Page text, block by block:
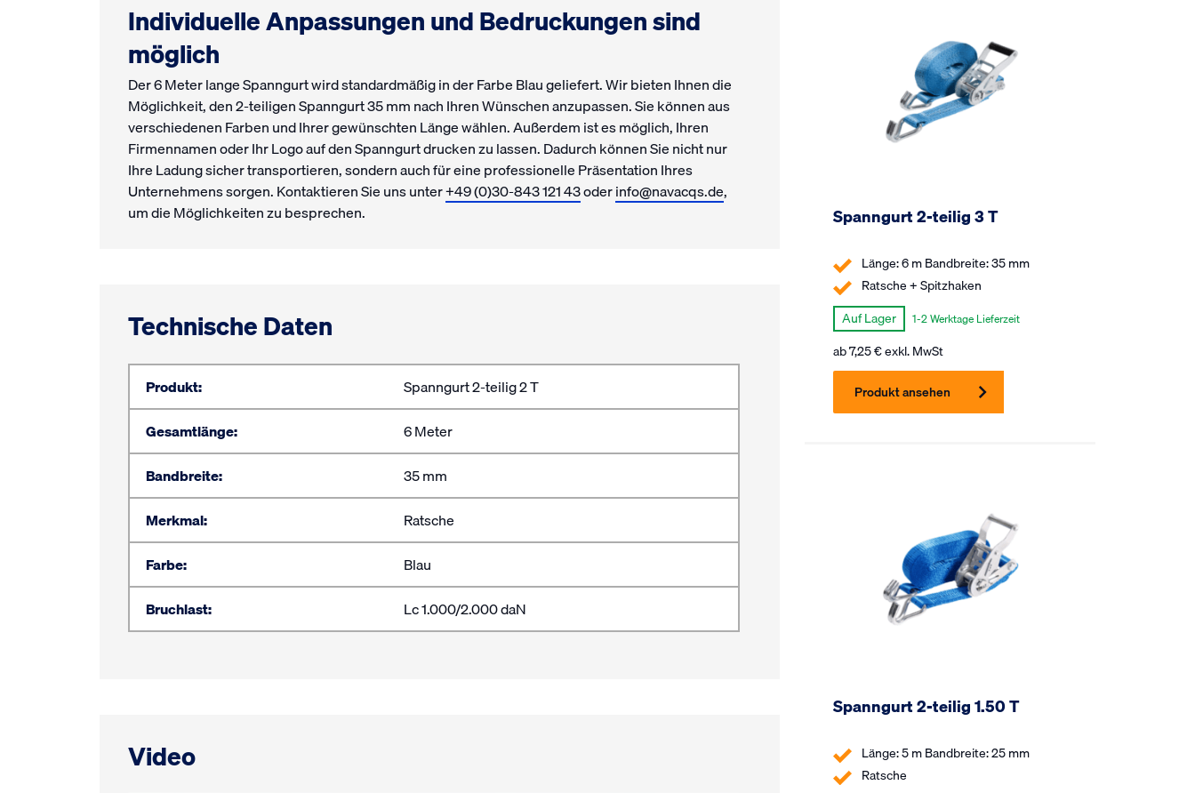
Individuelle Anpassungen und Bedruckungen sind
möglich
Der 6 Meter lange Spanngurt wird standardmäßig in der Farbe Blau geliefert. Wir bieten Ihnen die
Möglichkeit, den 2-teiligen Spanngurt 35 mm nach Ihren Wünschen anzupassen. Sie können aus
verschiedenen Farben und Ihrer gewünschten Länge wählen. Außerdem ist es möglich, Ihren
Firmennamen oder Ihr Logo auf den Spanngurt drucken zu lassen. Dadurch können Sie nicht nur
Ihre Ladung sicher transportieren, sondern auch für eine professionelle Präsentation Ihres
Unternehmens sorgen. Kontaktieren Sie uns unter+49 (0)30-843 121 43oderinfo@navacqs.de,
um die Möglichkeiten zu besprechen.
Technische Daten
Produkt:
Spanngurt 2-teilig 2 T
Gesamtlänge:
6 Meter
Bandbreite:
35 mm
Merkmal:
Ratsche
Farbe:
Blau
Bruchlast:
Lc 1.000/2.000 daN
Video
Spanngurt 2-teilig 3 T
Länge: 6 m Bandbreite: 35 mm
Ratsche + Spitzhaken
Auf Lager
1-2 Werktage Lieferzeit
ab7,25€exkl. MwSt
Produkt ansehen
Spanngurt 2-teilig 1.50 T
Länge: 5 m Bandbreite: 25 mm
Ratsche